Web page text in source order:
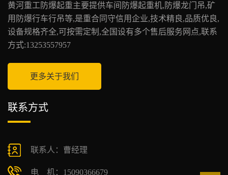
黄河重工防爆起重主要提供车间防爆起重机,防爆龙门吊,矿
用防爆行车行吊等,是重合同守信用企业,技术精良,品质优良,
设备规格齐全,可按需定制,全国设有多个售后服务网点,联系
方式:13253557957
更多关于我们
联系方式
联系人：曹经理
电 机：15090366679